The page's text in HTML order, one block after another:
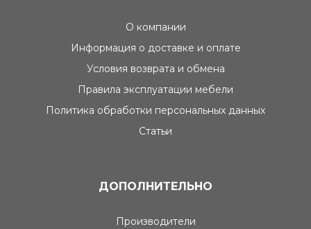
О компании
Информация о доставке и оплате
Условия возврата и обмена
Правила эксплуатации мебели
Политика обработки персональных данных
Статьи
ДОПОЛНИТЕЛЬНО
Производители